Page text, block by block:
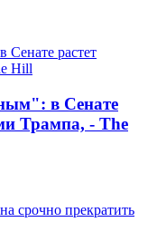
в Сенате
Трампа, - The